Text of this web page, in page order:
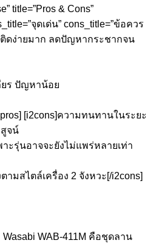
title=”Pros & Cons”
จุดเด่น” cons_title=”ข้อควร
ดง่ายมาก ลดปัญหากระชากจน
ยร ปัญหาน้อย
[i2cons]ความทนทานในระยะ
จน์
ะรุ่นอาจจะยังไม่แพร่หลายเท่า
ามสไตล์เครื่อง 2 จังหวะ[/i2cons]
WAB-411M คือชุดลาน